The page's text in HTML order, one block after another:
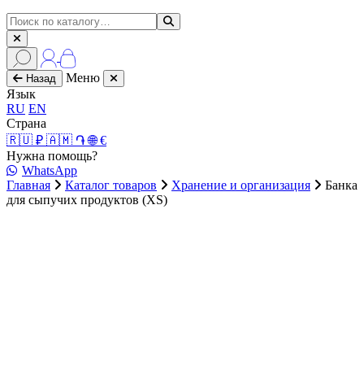
Назад
Меню
Язык
RU EN
Страна
🇷🇺 ₽ 🇦🇲 ֏🌐 €
Нужна помощь?
WhatsApp
Главная
Каталог товаров Хранение и организация
Банка
для сыпучих продуктов (XS)